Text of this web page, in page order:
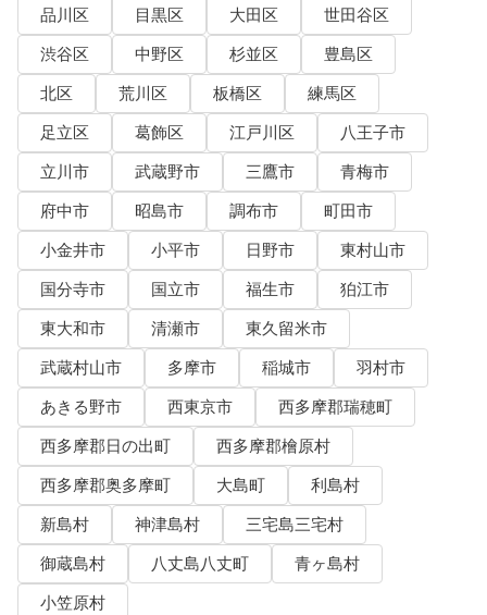
品川区
目黒区 大田区
世田谷区
渋谷区
中野区 杉並区
豊島区
北区
荒川区 板橋区
練馬区
足立区
葛飾区 江戸川区
八王子市
立川市
武蔵野市 三鷹市
青梅市
府中市
昭島市 調布市
町田市
小金井市
小平市 日野市
東村山市
国分寺市
国立市 福生市
狛江市
東大和市
清瀬市
東久留米市
武蔵村山市
多摩市 稲城市
羽村市
あきる野市
西東京市
西多摩郡瑞穂町
西多摩郡日の出町
西多摩郡檜原村
西多摩郡奥多摩町
大島町
利島村
新島村
神津島村
三宅島三宅村
御蔵島村
八丈島八丈町
青ヶ島村
小笠原村